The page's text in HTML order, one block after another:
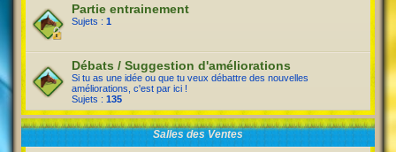
Partie entrainement
Sujets : 1
Débats / Suggestion d'améliorations
Si tu as une idée ou que tu veux débattre des nouvelles
améliorations, c'est par ici !
Sujets : 135
Salles des Ventes